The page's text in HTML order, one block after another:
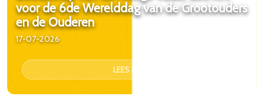
voor de 6de Werelddag van de Grootouders
en de Ouderen
17-07-2026
LEES MEER